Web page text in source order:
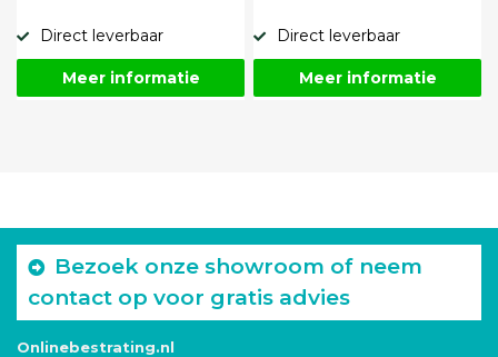
Direct leverbaar
Meer informatie
Direct leverbaar
Meer informatie
Bezoek onze showroom of neem
contact op voor gratis advies
Onlinebestrating.nl